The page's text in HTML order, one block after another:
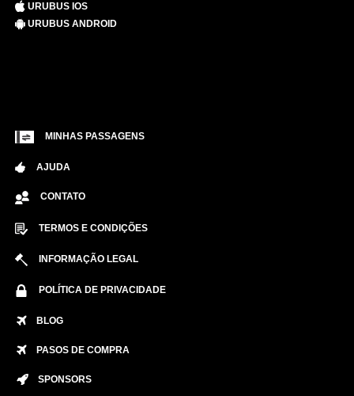
URUBUS IOS
URUBUS ANDROID
MINHAS PASSAGENS
AJUDA
CONTATO
TERMOS E CONDIÇÕES
INFORMAÇÃO LEGAL
POLÍTICA DE PRIVACIDADE
BLOG
PASOS DE COMPRA
SPONSORS